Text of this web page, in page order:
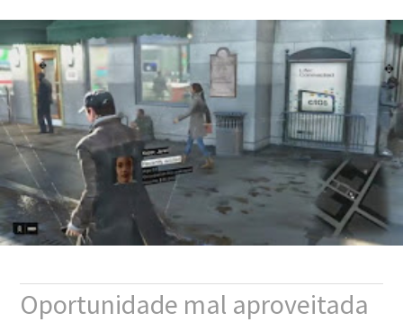
Oportunidade mal aproveitada